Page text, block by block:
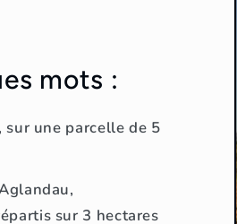
mots :
sur une parcelle de 5
sur 3 hectares